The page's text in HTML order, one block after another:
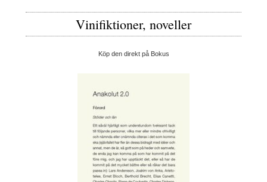
Vinifiktioner, noveller
Köp den direkt på Bokus